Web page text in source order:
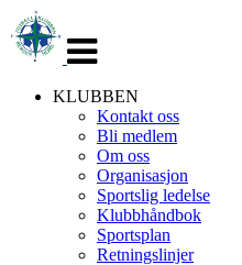
navigasjon
KLUBBEN
Kontakt oss
Bli medlem
Om oss
Organisasjon
Sportslig ledelse
Klubbhåndbok
Sportsplan
Retningslinjer